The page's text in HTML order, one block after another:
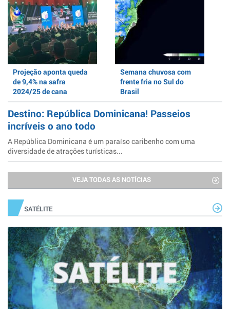
Projeção aponta queda
de 9,4% na safra
2024/25 de cana
Semana chuvosa com
frente fria no Sul do
Brasil
Destino: República Dominicana! Passeios
incríveis o ano todo
A República Dominicana é um paraíso caribenho com uma
diversidade de atrações turísticas...
VEJA TODAS AS NOTÍCIAS
SATÉLITE